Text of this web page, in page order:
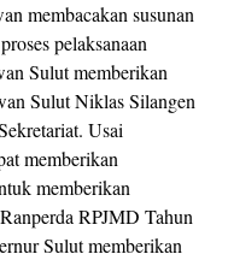
membacakan susunan
pelaksanaan
Sulut memberikan
Sulut Niklas Silangen
Usai
memberikan
memberikan
RPJMD Tahun
Sulut memberikan